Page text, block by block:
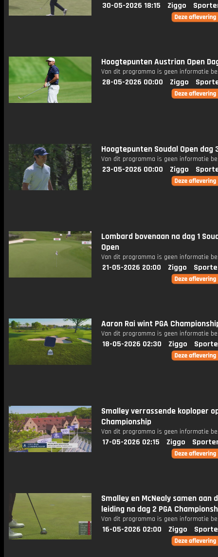
30-05-2026 18:15 Ziggo
Hoogtepunten Austrian Open
Van dit programma is geen informatie
28-05-2026 00:00 Ziggo
Hoogtepunten Soudal Open dag
Van dit programma is geen informatie
23-05-2026 00:00 Ziggo
Lombard bovenaan na dag 1
Open
Van dit programma is geen informatie
21-05-2026 20:00 Ziggo
Aaron Rai wint PGA
Van dit programma is geen informatie
18-05-2026 02:30 Ziggo
Smalley verrassende koploper
Championship
Van dit programma is geen informatie
17-05-2026 02:15 Ziggo
Smalley en McNealy samen aan
leiding na dag 2 PGA
Van dit programma is geen informatie
16-05-2026 02:00 Ziggo